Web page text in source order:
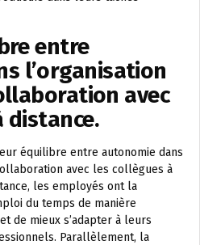
entre
l’organisation
avec
distance.
équilibre entre autonomie dans
avec les collègues à
les employés ont la
du temps de manière
de mieux s’adapter à leurs
Parallèlement, la